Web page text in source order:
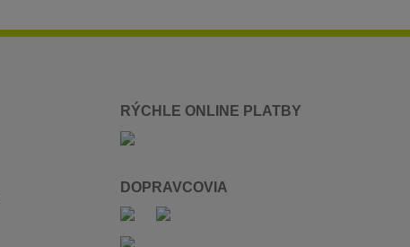
RÝCHLE ONLINE PLATBY
DOPRAVCOVIA